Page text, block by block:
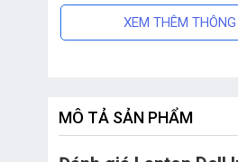
XEM THÊM
MÔ TẢ SẢN PHẨM